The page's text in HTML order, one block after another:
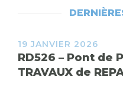
19 JANVIER 2026
RD526 – Pont de
TRAVAUX de